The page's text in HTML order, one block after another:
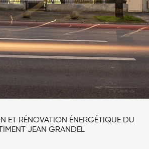
ET RÉNOVATION ÉNERGÉTIQUE DU
JEAN GRANDEL